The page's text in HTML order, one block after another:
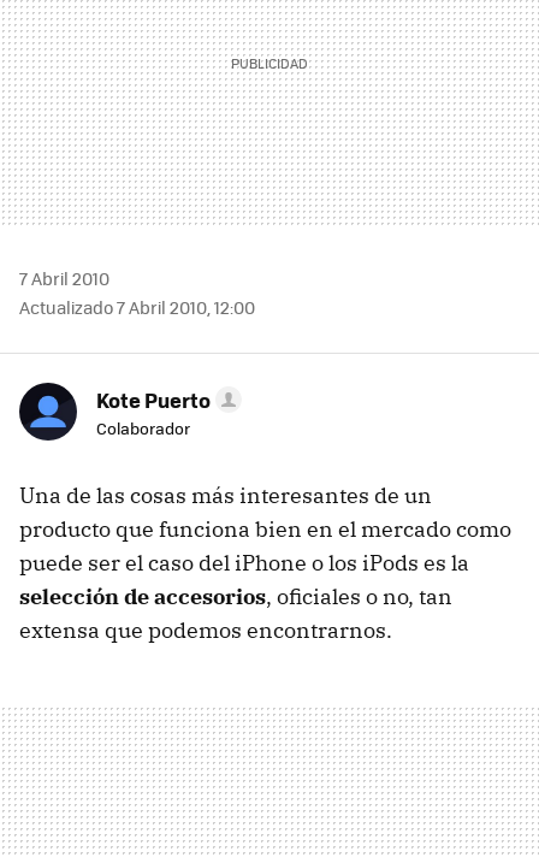
7 Abril 2010
Actualizado 7 Abril 2010, 12:00
Kote Puerto
Colaborador
Una de las cosas más interesantes de un
producto que funciona bien en el mercado como
puede ser el caso del iPhone o los iPods es la
selección de accesorios, oficiales o no, tan
extensa que podemos encontrarnos.